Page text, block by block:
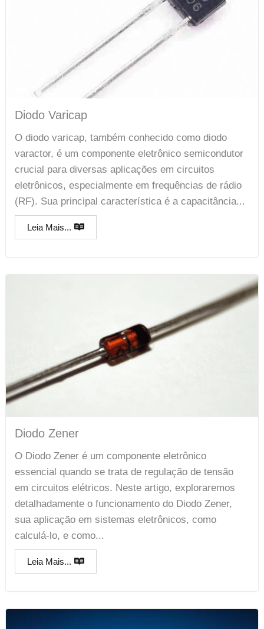
Diodo Varicap
O diodo varicap, também conhecido como diodo
varactor, é um componente eletrônico semicondutor
crucial para diversas aplicações em circuitos
eletrônicos, especialmente em frequências de rádio
(RF). Sua principal característica é a capacitância...
Leia Mais...
Diodo Zener
O Diodo Zener é um componente eletrônico
essencial quando se trata de regulação de tensão
em circuitos elétricos. Neste artigo, exploraremos
detalhadamente o funcionamento do Diodo Zener,
sua aplicação em sistemas eletrônicos, como
calculá-lo, e como...
Leia Mais...